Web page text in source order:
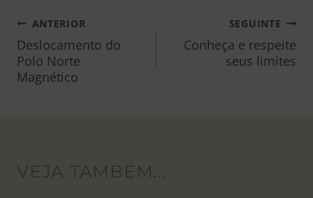
NAVEGAÇÃO
DE
POST
ANTERIOR
Deslocamento do
Polo Norte
Magnético
SEGUINTE
Conheça e respeite
seus limites
VEJA TAMBÉM...